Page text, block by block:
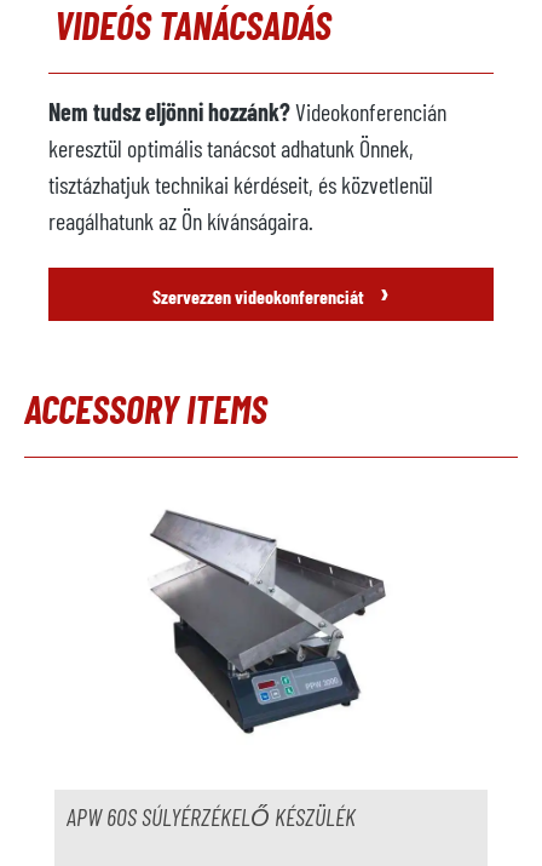
VIDEÓS TANÁCSADÁS
Nem tudsz eljönni hozzánk?Videokonferencián
keresztül optimális tanácsot adhatunk Önnek,
tisztázhatjuk technikai kérdéseit, és közvetlenül
reagálhatunk az Ön kívánságaira.
Szervezzen videokonferenciát ›
ACCESSORY ITEMS
APW 60S SÚLYÉRZÉKELŐ KÉSZÜLÉK